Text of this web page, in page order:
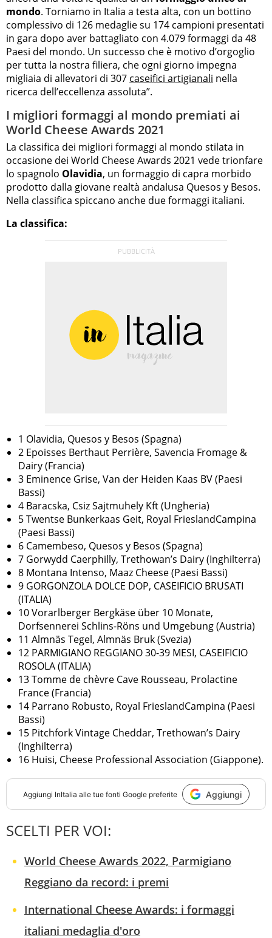
mondo. Torniamo in Italia a testa alta, con un bottino
complessivo di 126 medaglie su 174 campioni presentati
in gara dopo aver battagliato con 4.079 formaggi da 48
Paesi del mondo. Un successo che è motivo d’orgoglio
per tutta la nostra filiera, che ogni giorno impegna
migliaia di allevatori di 307 caseifici artigianali nella
ricerca dell’eccellenza assoluta”.
I migliori formaggi al mondo premiati ai
World Cheese Awards 2021
La classifica dei migliori formaggi al mondo stilata in
occasione dei World Cheese Awards 2021 vede trionfare
lo spagnolo Olavidia, un formaggio di capra morbido
prodotto dalla giovane realtà andalusa Quesos y Besos.
Nella classifica spiccano anche due formaggi italiani.
La classifica:
1 Olavidia, Quesos y Besos (Spagna)
2 Epoisses Berthaut Perrière, Savencia Fromage &
Dairy (Francia)
3 Eminence Grise, Van der Heiden Kaas BV (Paesi
Bassi)
4 Baracska, Csiz Sajtmuhely Kft (Ungheria)
5 Twentse Bunkerkaas Geit, Royal FrieslandCampina
(Paesi Bassi)
6 Camembeso, Quesos y Besos (Spagna)
7 Gorwydd Caerphilly, Trethowan’s Dairy (Inghilterra)
8 Montana Intenso, Maaz Cheese (Paesi Bassi)
9 GORGONZOLA DOLCE DOP, CASEIFICIO BRUSATI
(ITALIA)
10 Vorarlberger Bergkäse über 10 Monate,
Dorfsennerei Schlins-Röns und Umgebung (Austria)
11 Almnäs Tegel, Almnäs Bruk (Svezia)
12 PARMIGIANO REGGIANO 30-39 MESI, CASEIFICIO
ROSOLA (ITALIA)
13 Tomme de chèvre Cave Rousseau, Prolactine
France (Francia)
14 Parrano Robusto, Royal FrieslandCampina (Paesi
Bassi)
15 Pitchfork Vintage Cheddar, Trethowan’s Dairy
(Inghilterra)
16 Huisi, Cheese Professional Association (Giappone).
Aggiungi InItalia alle tue fonti Google preferite Aggiungi
SCELTI PER VOI:
World Cheese Awards 2022, Parmigiano
Reggiano da record: i premi
International Cheese Awards: i formaggi
italiani medaglia d'oro